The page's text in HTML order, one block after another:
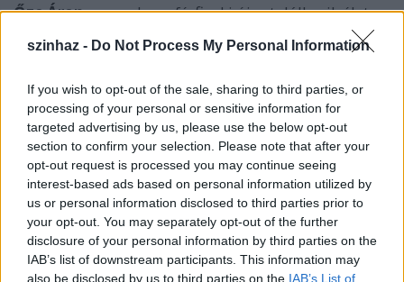
szinhaz - Do Not Process My Personal Information
If you wish to opt-out of the sale, sharing to third parties, or
processing of your personal or sensitive information for
targeted advertising by us, please use the below opt-out
section to confirm your selection. Please note that after your
opt-out request is processed you may continue seeing
interest-based ads based on personal information utilized by
us or personal information disclosed to third parties prior to
your opt-out. You may separately opt-out of the further
disclosure of your personal information by third parties on the
IAB’s list of downstream participants. This information may
also be disclosed by us to third parties on the IAB’s List of
Őze Árona szerelmes férfi, aki újra találkozik élete
alakítja négy
bravúrszerepben.